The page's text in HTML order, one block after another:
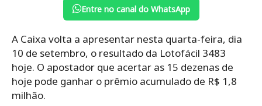
Entre no canal do WhatsApp
A Caixa volta a apresentar nesta quarta-feira, dia
10 de setembro, o resultado da Lotofácil 3483
hoje. O apostador que acertar as 15 dezenas de
hoje pode ganhar o prêmio acumulado de R$ 1,8
milhão.